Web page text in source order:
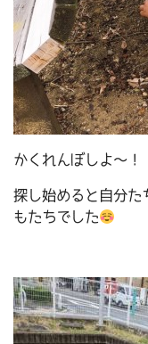
かくれんぼしよ～
探し始めると自分た
もたちでした